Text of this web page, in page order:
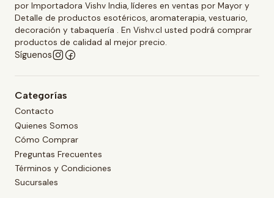
por Importadora Vishv India, líderes en ventas por Mayor y
Detalle de productos esotéricos, aromaterapia, vestuario,
decoración y tabaquería . En Vishv.cl usted podrá comprar
productos de calidad al mejor precio.
Síguenos
Categorías
Contacto
Quienes Somos
Cómo Comprar
Preguntas Frecuentes
Términos y Condiciones
Sucursales